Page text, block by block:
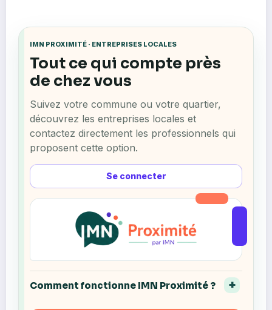
IMN PROXIMITÉ · ENTREPRISES LOCALES
Se connecter
Tout ce qui compte près
de chez vous
Suivez votre commune ou votre quartier,
découvrez les entreprises locales et
contactez directement les professionnels qui
proposent cette option.
Comment fonctionne IMN Proximité ?